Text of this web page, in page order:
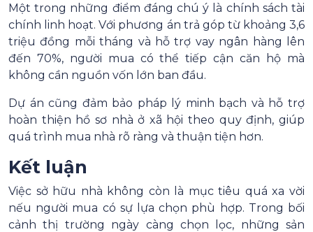
Một trong những điểm đáng chú ý là chính sách tài
chính linh hoạt. Với phương án trả góp từ khoảng 3,6
triệu đồng mỗi tháng và hỗ trợ vay ngân hàng lên
đến 70%, người mua có thể tiếp cận căn hộ mà
không cần nguồn vốn lớn ban đầu.
Dự án cũng đảm bảo pháp lý minh bạch và hỗ trợ
hoàn thiện hồ sơ nhà ở xã hội theo quy định, giúp
quá trình mua nhà rõ ràng và thuận tiện hơn.
Kết luận
Việc sở hữu nhà không còn là mục tiêu quá xa vời
nếu người mua có sự lựa chọn phù hợp. Trong bối
cảnh thị trường ngày càng chọn lọc, những sản